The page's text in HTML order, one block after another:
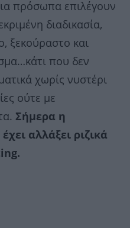
πρόσωπα επιλέγουν
διαδικασία,
ξεκούραστο και
που δεν
χωρίς νυστέρι
ούτε με
Σήμερα η
αλλάξει ριζικά